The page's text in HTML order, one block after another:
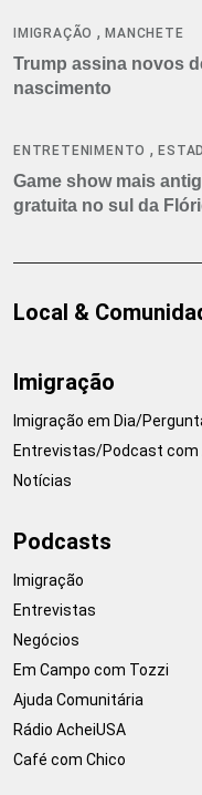
IMIGRAÇÃO ,MANCHETE
Trump assina novos
nascimento
ENTRETENIMENTO ,
Game show mais
gratuita no sul da
Local &
Imigração
Imigração em Dia/
Entrevistas/Podcast com
Notícias
Podcasts
Imigração
Entrevistas
Negócios
Em Campo com Tozzi
Ajuda Comunitária
Rádio AcheiUSA
Café com Chico